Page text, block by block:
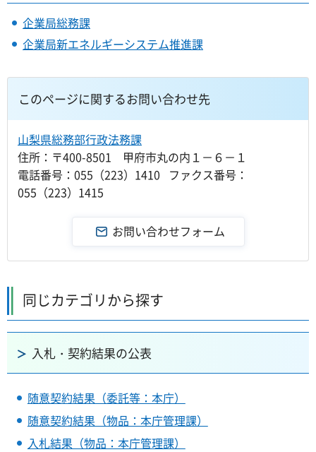
企業局総務課
企業局新エネルギーシステム推進課
このページに関するお問い合わせ先
山梨県総務部行政法務課
住所：〒400-8501 甲府市丸の内１－６－１
電話番号：055（223）1410 ファクス番号：
055（223）1415
同じカテゴリから探す
入札・契約結果の公表
随意契約結果（委託等：本庁）
随意契約結果（物品：本庁管理課）
入札結果（物品：本庁管理課）